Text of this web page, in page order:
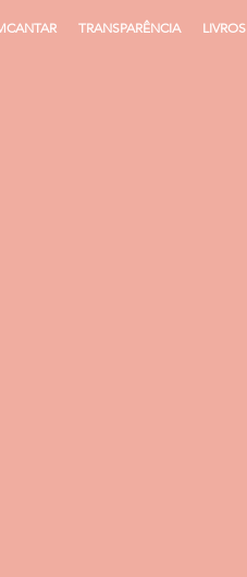
TRANSPARÊNCIA LIVROS